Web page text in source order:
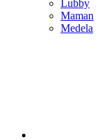
Lubby
Maman
Medela